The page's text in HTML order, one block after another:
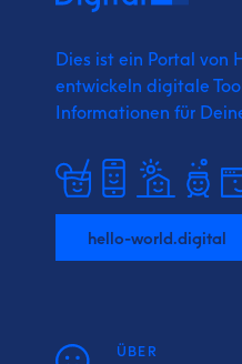
Dies ist ein Portal von
entwickeln digitale
Informationen für
hello-world.digital
ÜBER